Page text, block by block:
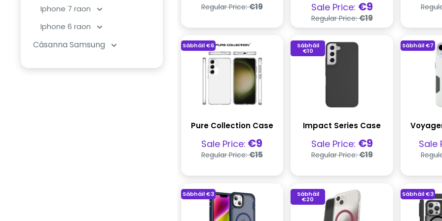
Iphone 7 raon
Iphone 6 raon
Cásanna Samsung
díola Praghas
rialta
Regular Price:€19 Praghas
díola
Sale Price: €9
Praghas
rialta
Regular Price:€19
Sábháil€6
Pure Collection Case
Praghas
díola
Sale Price: €9
Praghas
rialta
Regular Price:€15
Sábháil
€10
Impact Series Case
Praghas
díola
Sale Price: €9
Praghas
rialta
Regular Price:€19
Sábháil€7
Sale
Sábháil€3 Sábháil
€20
Sábháil€3